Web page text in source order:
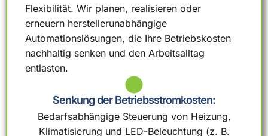
Flexibilität. Wir planen, realisieren oder
erneuern herstellerunabhängige
Automationslösungen, die Ihre Betriebskosten
nachhaltig senken und den Arbeitsalltag
entlasten.
Senkung der Betriebsstromkosten:
Bedarfsabhängige Steuerung von Heizung,
Klimatisierung und LED-Beleuchtung (z. B.